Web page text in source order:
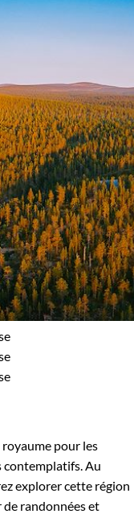
pour les
contemplatifs. Au
explorer cette région
randonnées et